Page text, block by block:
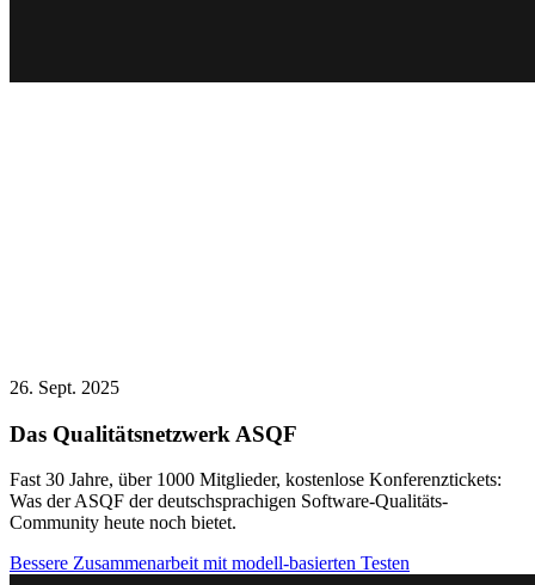
26. Sept. 2025
Das Qualitätsnetzwerk ASQF
Fast 30 Jahre, über 1000 Mitglieder, kostenlose Konferenztickets:
Was der ASQF der deutschsprachigen Software-Qualitäts-
Community heute noch bietet.
Bessere Zusammenarbeit mit modell-basierten Testen